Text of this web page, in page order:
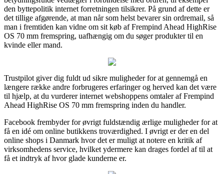
den byttepolitik internet forretningen tilsikrer. På grund af dette er
det tillige afgørende, at man når som helst bevarer sin ordremail, så
man i fremtiden kan vidne om sit køb af Frempind Ahead HighRise
OS 70 mm fremspring, uafhængig om du søger produkter til en
kvinde eller mand.
Trustpilot giver dig fuldt ud sikre muligheder for at gennemgå en
længere række andre forbrugeres erfaringer og herved kan det være
til hjælp, at du vurderer internet webshoppens omtaler af Frempind
Ahead HighRise OS 70 mm fremspring inden du handler.
Facebook frembyder for øvrigt fuldstændig ærlige muligheder for at
få en idé om online butikkens troværdighed. I øvrigt er der en del
online shops i Danmark hvor det er muligt at notere en kritik af
virksomhedens service, hvilket ydermere kan drages fordel af til at
få et indtryk af hvor glade kunderne er.